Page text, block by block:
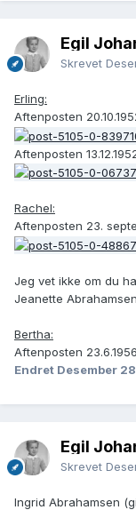
Egil
Skrevet
Erling:
Aftenposten
Aftenposten
Rachel:
Aftenposten 23.
Jeg vet ikke om du
Jeanette
Bertha:
Aftenposten
Endret Desember
Egil
Skrevet
Ingrid Abrahamsen